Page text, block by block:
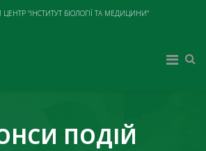
"ІНСТИТУТ БІОЛОГІЇ ТА МЕДИЦИНИ"
ПОДІЙ